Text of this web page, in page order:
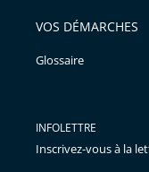
VOS DÉMARCHES
Glossaire
INFOLETTRE
Inscrivez-vous à la